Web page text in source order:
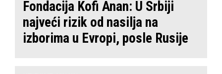
Fondacija Kofi Anan: U Srbiji
najveći rizik od nasilja na
izborima u Evropi, posle Rusije